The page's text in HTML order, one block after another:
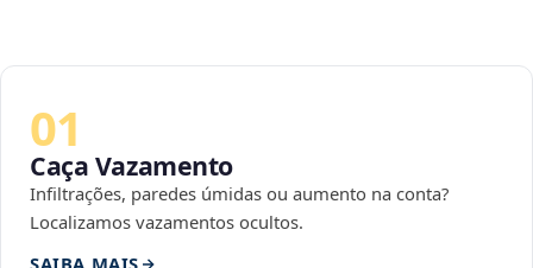
01
Caça Vazamento
Infiltrações, paredes úmidas ou aumento na conta?
Localizamos vazamentos ocultos.